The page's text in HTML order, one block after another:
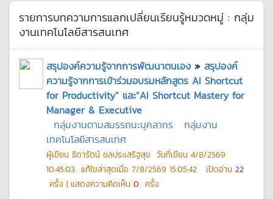
รายการบทความการแลกเปลี่ยนเรียนรู้หมวดหมู่ : กลุ่ม
งานเทคโนโลยีสารสนเทศ
สรุปองค์ความรู้จากการพัฒนาตนเอง » สรุปองค์
ความรู้จากการเข้าร่วมอบรมหลักสูตร AI Shortcut
for Productivity” และ“AI Shortcut Mastery for
Manager & Executive
กลุ่มงานตามสมรรถนะบุคลากร
กลุ่มงาน
เทคโนโลยีสารสนเทศ
ผู้เขียน ธิดารัตน์ ชลประเสริฐสุข วันที่เขียน 4/8/2569
10:45:03 แก้ไขล่าสุดเมื่อ 7/8/2569 15:05:42 เปิดอ่าน 22
ครั้ง | แสดงความคิดเห็น 0 ครั้ง